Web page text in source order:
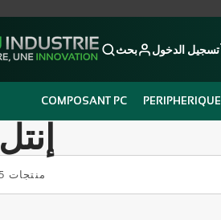
بحث تسجيل الدخول
COMPOSANT PC PERIPHERIQUE
إنتل
5 منتجات